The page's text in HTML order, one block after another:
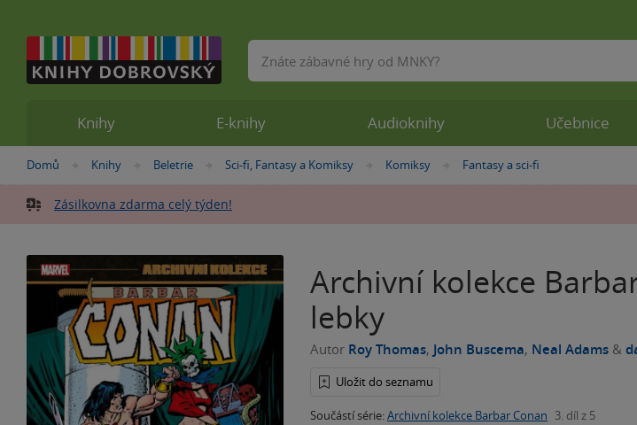
Nacházíte
zde:
Domů »
Knihy »
Beletrie »
Sci-fi, Fantasy a Komiksy »
Komiksy »Fantasy a sci-fi
Zásilkovna zdarma celý týden!
Archivní kolekce
lebky
Autor Roy Thomas, John Buscema, Neal Adams &
Uložit do seznamu
Součástí série:Archivní kolekce Barbar Conan 3. díl z 5
Knihy E-knihy Audioknihy Učebnice
Vyhledávání